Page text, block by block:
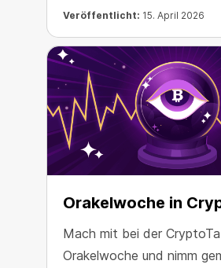
Veröffentlicht: 15. April 2026
Orakelwoche in
Mach mit bei der
Orakelwoche und nimm